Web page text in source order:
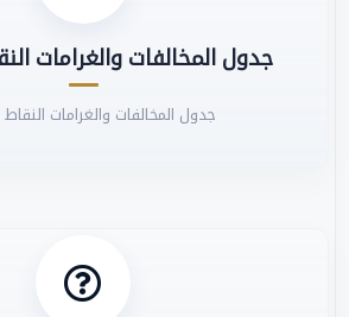
جدول المخالفات والغرامات
جدول المخالفات والغرامات النقاط